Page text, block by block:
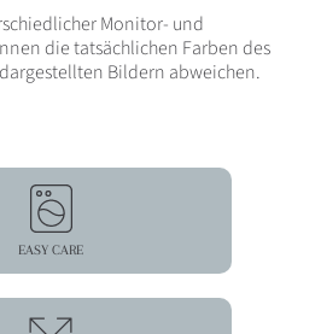
Monitor- und
die tatsächlichen Farben des
Bildern abweichen.
EASY CARE